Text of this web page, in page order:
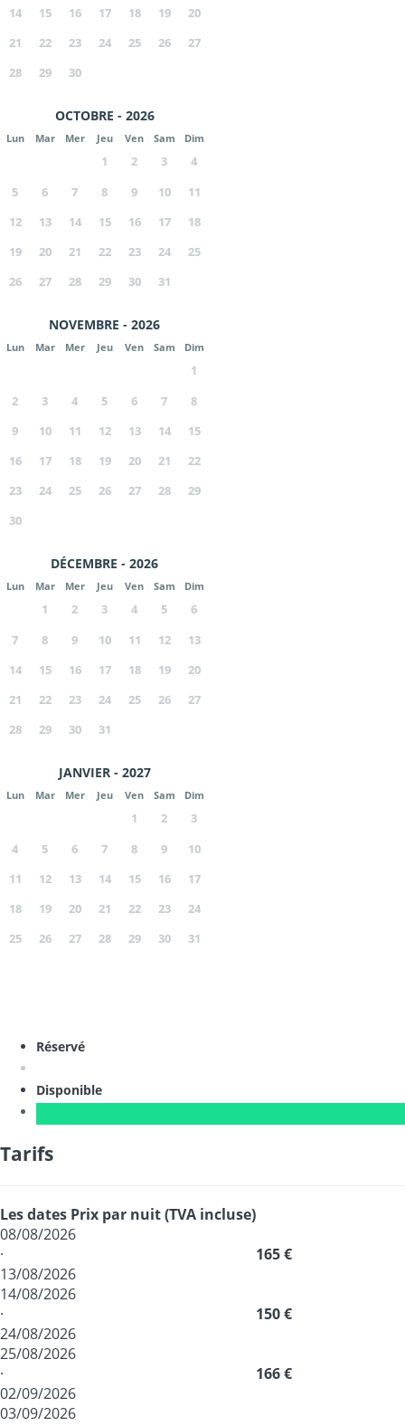
14 15 16 17 18 19
20
21
22 23 24 25 26
27
28
29 30
OCTOBRE - 2026
Lun Mar Mer Jeu Ven Sam Dim
1 2 3
4
5
6 7 8 9 10
11
12
13 14 15 16 17
18
19
20 21 22 23 24
25
26
27 28 29 30 31
NOVEMBRE - 2026
Lun Mar Mer Jeu Ven Sam Dim
1
2
3 4 5 6 7
8
9
10 11 12 13 14
15
16
17 18 19 20 21
22
23
24 25 26 27 28
29
30
DÉCEMBRE - 2026
Lun Mar Mer Jeu Ven Sam Dim
1 2 3 4 5
6
7
8 9 10 11 12
13
14
15 16 17 18 19
20
21
22 23 24 25 26
27
28
29 30 31
JANVIER - 2027
Lun Mar Mer Jeu Ven Sam Dim
1 2
3
4
5 6 7 8 9
10
11
12 13 14 15 16
17
18
19 20 21 22 23
24
25
26 27 28 29 30 31
Réservé
Disponible
Tarifs
Les dates Prix par nuit (TVA incluse)
08/08/2026
·
13/08/2026
165 €
14/08/2026
·
24/08/2026
150 €
25/08/2026
·
02/09/2026
166 €
03/09/2026